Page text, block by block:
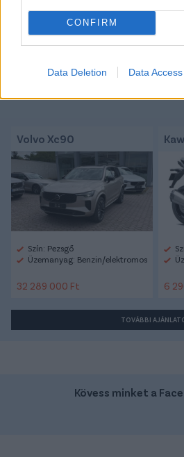
CONFIRM
Data Deletion Data Access
CÍMKÉK: #MAGYAR FOCI #NB I
PALKOVICS ANDRÁS
Volvo Xc90
Szín: Pezsgő
Üzemanyag: Benzin/elektromos
32 289 000 Ft 6
TOVÁBBI
Kövess minket a